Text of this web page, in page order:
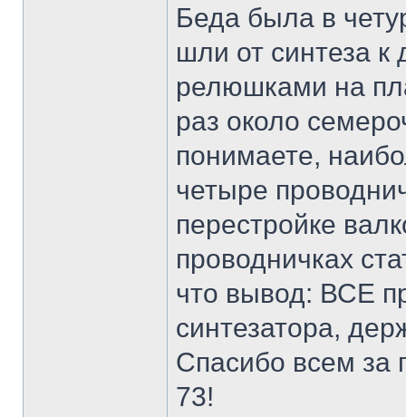
Беда была в
шли от синтеза
релюшками на
раз около
понимаете,
четыре
перестройке
проводничках
что вывод: ВСЕ
синтезатора,
Спасибо всем за
73!